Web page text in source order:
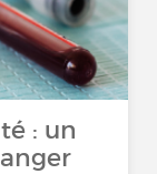
: un